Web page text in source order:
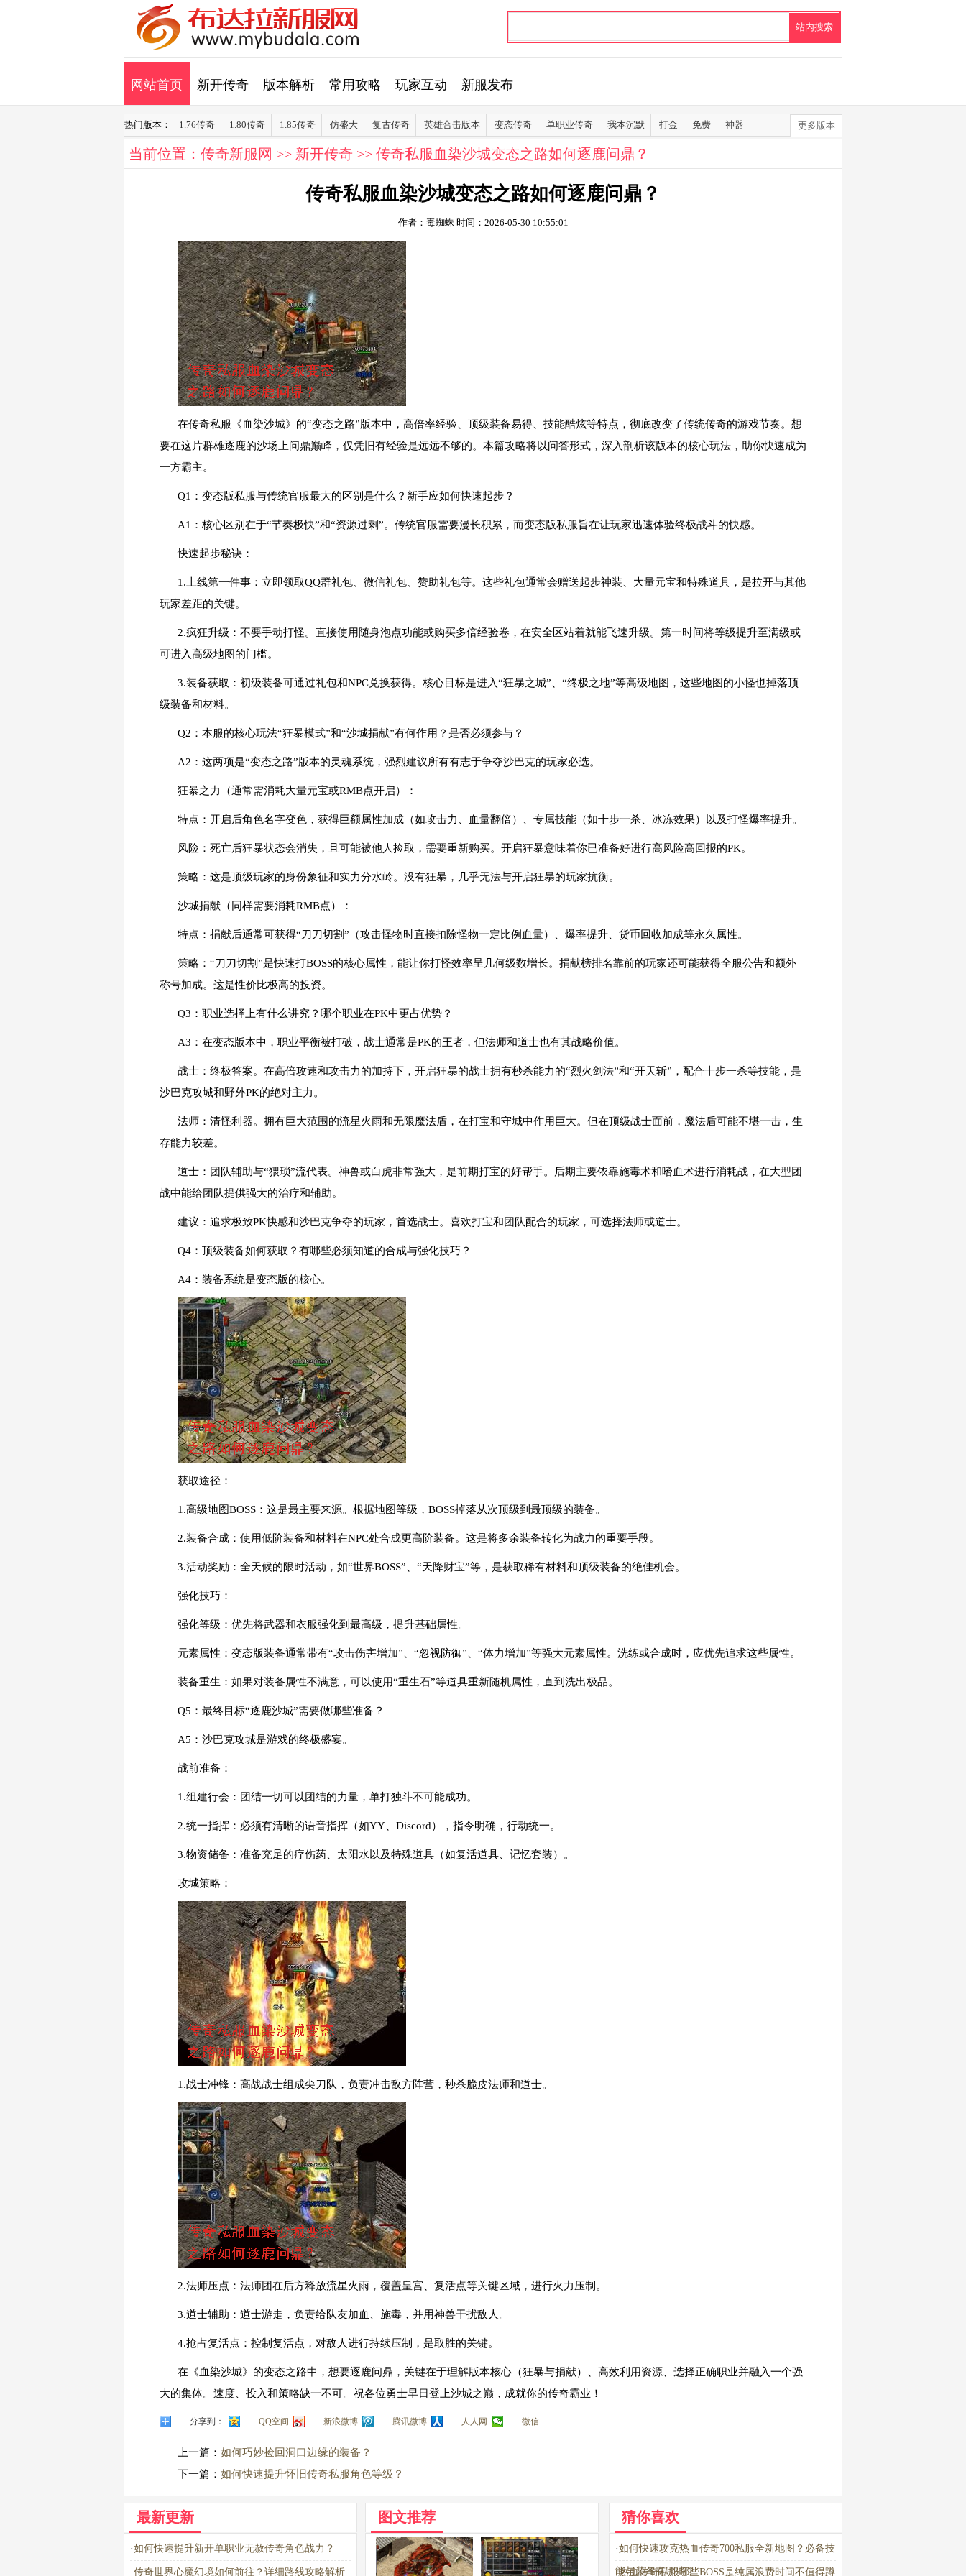
网站首页 新开传奇 版本解析 常用攻略 玩家互动 新服发布
热门版本： 1.76传奇 1.80传奇 1.85传奇 仿盛大 复古传奇 英雄合击版本 变态传奇 单职业传奇 我本沉默 打金 免费 神器 更多版本
当前位置： 传奇新服网 >> 新开传奇 >> 传奇私服血染沙城变态之路如何逐鹿问鼎？
传奇私服血染沙城变态之路如何逐鹿问鼎？
作者：毒蜘蛛 时间：2026-05-30 10:55:01
在传奇私服《血染沙城》的“变态之路”版本中，高倍率经验、顶级装备易得、技能酷炫等特点，彻底改变了传统传奇的游戏节奏。想
要在这片群雄逐鹿的沙场上问鼎巅峰，仅凭旧有经验是远远不够的。本篇攻略将以问答形式，深入剖析该版本的核心玩法，助你快速成为
一方霸主。
Q1：变态版私服与传统官服最大的区别是什么？新手应如何快速起步？
A1：核心区别在于“节奏极快”和“资源过剩”。传统官服需要漫长积累，而变态版私服旨在让玩家迅速体验终极战斗的快感。
快速起步秘诀：
1.上线第一件事：立即领取QQ群礼包、微信礼包、赞助礼包等。这些礼包通常会赠送起步神装、大量元宝和特殊道具，是拉开与其他
玩家差距的关键。
2.疯狂升级：不要手动打怪。直接使用随身泡点功能或购买多倍经验卷，在安全区站着就能飞速升级。第一时间将等级提升至满级或
可进入高级地图的门槛。
3.装备获取：初级装备可通过礼包和NPC兑换获得。核心目标是进入“狂暴之城”、“终极之地”等高级地图，这些地图的小怪也掉落顶
级装备和材料。
Q2：本服的核心玩法“狂暴模式”和“沙城捐献”有何作用？是否必须参与？
A2：这两项是“变态之路”版本的灵魂系统，强烈建议所有有志于争夺沙巴克的玩家必选。
狂暴之力（通常需消耗大量元宝或RMB点开启）：
特点：开启后角色名字变色，获得巨额属性加成（如攻击力、血量翻倍）、专属技能（如十步一杀、冰冻效果）以及打怪爆率提升。
风险：死亡后狂暴状态会消失，且可能被他人捡取，需要重新购买。开启狂暴意味着你已准备好进行高风险高回报的PK。
策略：这是顶级玩家的身份象征和实力分水岭。没有狂暴，几乎无法与开启狂暴的玩家抗衡。
沙城捐献（同样需要消耗RMB点）：
特点：捐献后通常可获得“刀刀切割”（攻击怪物时直接扣除怪物一定比例血量）、爆率提升、货币回收加成等永久属性。
策略：“刀刀切割”是快速打BOSS的核心属性，能让你打怪效率呈几何级数增长。捐献榜排名靠前的玩家还可能获得全服公告和额外
称号加成。这是性价比极高的投资。
Q3：职业选择上有什么讲究？哪个职业在PK中更占优势？
A3：在变态版本中，职业平衡被打破，战士通常是PK的王者，但法师和道士也有其战略价值。
战士：终极答案。在高倍攻速和攻击力的加持下，开启狂暴的战士拥有秒杀能力的“烈火剑法”和“开天斩”，配合十步一杀等技能，是
沙巴克攻城和野外PK的绝对主力。
法师：清怪利器。拥有巨大范围的流星火雨和无限魔法盾，在打宝和守城中作用巨大。但在顶级战士面前，魔法盾可能不堪一击，生
存能力较差。
道士：团队辅助与“猥琐”流代表。神兽或白虎非常强大，是前期打宝的好帮手。后期主要依靠施毒术和嗜血术进行消耗战，在大型团
战中能给团队提供强大的治疗和辅助。
建议：追求极致PK快感和沙巴克争夺的玩家，首选战士。喜欢打宝和团队配合的玩家，可选择法师或道士。
Q4：顶级装备如何获取？有哪些必须知道的合成与强化技巧？
A4：装备系统是变态版的核心。
获取途径：
1.高级地图BOSS：这是最主要来源。根据地图等级，BOSS掉落从次顶级到最顶级的装备。
2.装备合成：使用低阶装备和材料在NPC处合成更高阶装备。这是将多余装备转化为战力的重要手段。
3.活动奖励：全天候的限时活动，如“世界BOSS”、“天降财宝”等，是获取稀有材料和顶级装备的绝佳机会。
强化技巧：
强化等级：优先将武器和衣服强化到最高级，提升基础属性。
元素属性：变态版装备通常带有“攻击伤害增加”、“忽视防御”、“体力增加”等强大元素属性。洗练或合成时，应优先追求这些属性。
装备重生：如果对装备属性不满意，可以使用“重生石”等道具重新随机属性，直到洗出极品。
Q5：最终目标“逐鹿沙城”需要做哪些准备？
A5：沙巴克攻城是游戏的终极盛宴。
战前准备：
1.组建行会：团结一切可以团结的力量，单打独斗不可能成功。
2.统一指挥：必须有清晰的语音指挥（如YY、Discord），指令明确，行动统一。
3.物资储备：准备充足的疗伤药、太阳水以及特殊道具（如复活道具、记忆套装）。
攻城策略：
1.战士冲锋：高战战士组成尖刀队，负责冲击敌方阵营，秒杀脆皮法师和道士。
2.法师压点：法师团在后方释放流星火雨，覆盖皇宫、复活点等关键区域，进行火力压制。
3.道士辅助：道士游走，负责给队友加血、施毒，并用神兽干扰敌人。
4.抢占复活点：控制复活点，对敌人进行持续压制，是取胜的关键。
在《血染沙城》的变态之路中，想要逐鹿问鼎，关键在于理解版本核心（狂暴与捐献）、高效利用资源、选择正确职业并融入一个强
大的集体。速度、投入和策略缺一不可。祝各位勇士早日登上沙城之巅，成就你的传奇霸业！
分享到： QQ空间 新浪微博 腾讯微博 人人网 微信
上一篇： 如何巧妙捡回洞口边缘的装备？
下一篇： 如何快速提升怀旧传奇私服角色等级？
最新更新
·如何快速提升新开单职业无赦传奇角色战力？
·传奇世界心魔幻境如何前往？详细路线攻略解析
图文推荐 猜你喜欢
·如何快速攻克热血传奇700私服全新地图？必备技
能与装备有哪些？
·热血传奇私服哪些BOSS是纯属浪费时间不值得蹲